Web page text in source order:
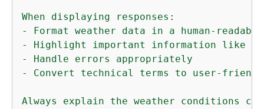
When displaying responses:
- Format weather data in a human-readable
- Highlight important information like
- Handle errors appropriately
- Convert technical terms to user-
Always explain the weather conditions